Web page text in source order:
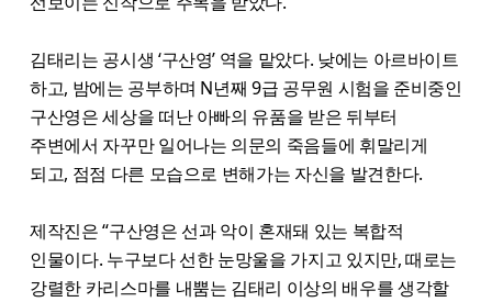
김태리는 공시생 ‘구산영’ 역을 맡았다. 낮에는 아르바이트
하고, 밤에는 공부하며 N년째 9급 공무원 시험을 준비중인
구산영은 세상을 떠난 아빠의 유품을 받은 뒤부터
주변에서 자꾸만 일어나는 의문의 죽음들에 휘말리게
되고, 점점 다른 모습으로 변해가는 자신을 발견한다.
제작진은 “구산영은 선과 악이 혼재돼 있는 복합적
인물이다. 누구보다 선한 눈망울을 가지고 있지만, 때로는
강렬한 카리스마를 내뿜는 김태리 이상의 배우를 생각할